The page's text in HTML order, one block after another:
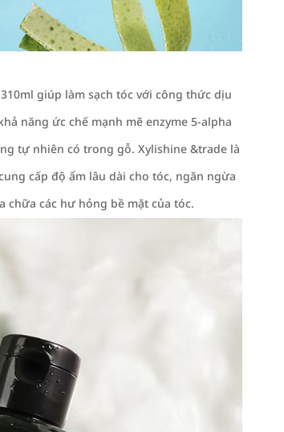
giúp làm sạch tóc với công thức dịu
năng ức chế mạnh mẽ enzyme 5-alpha
tự nhiên có trong gỗ. Xylishine &trade là
cấp độ ẩm lâu dài cho tóc, ngăn ngừa
chữa các hư hỏng bề mặt của tóc.